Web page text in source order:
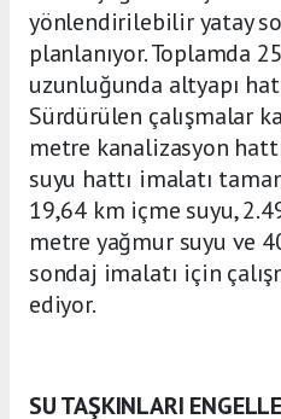
yönlendirilebilir yatay
planlanıyor. Toplamda
uzunluğunda altyapı
Sürdürülen çalışmalar
metre kanalizasyon
suyu hattı imalatı
19,64 km içme suyu,
metre yağmur suyu ve
sondaj imalatı için
ediyor.
SU TAŞKINLARI